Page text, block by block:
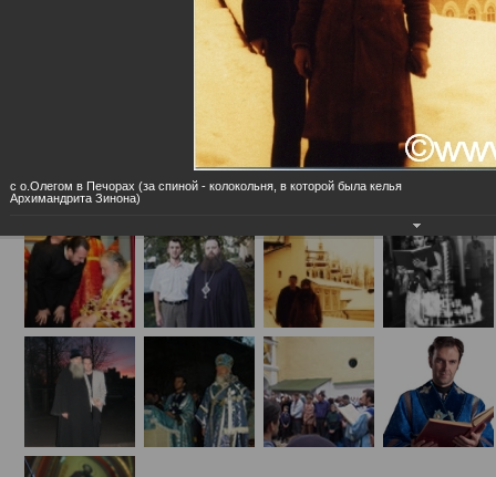
с о.Олегом в Печорах (за спиной - колокольня, в которой была келья
Архимандрита Зинона)